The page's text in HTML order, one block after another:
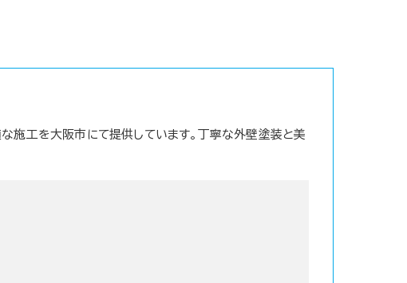
施工を大阪市にて提供しています。丁寧な外壁塗装と美